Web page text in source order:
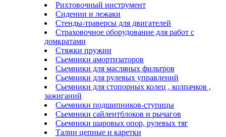
Рихтовочный инструмент
Сидении и лежаки
Стенды-траверсы для двигателей
Страховочное оборудование для работ с
домкратами
Стяжки пружин
Сьемники амортизаторов
Сьемники для масляных фильтров
Сьемники для рулевых управлений
Сьемники для стопорных колец , колпачков ,
зажиганий
Сьемники подшипников-ступицы
Сьемники сайлентблоков и рычагов
Сьемники шаровых опор, рулевых тяг
Талии цепные и каретки